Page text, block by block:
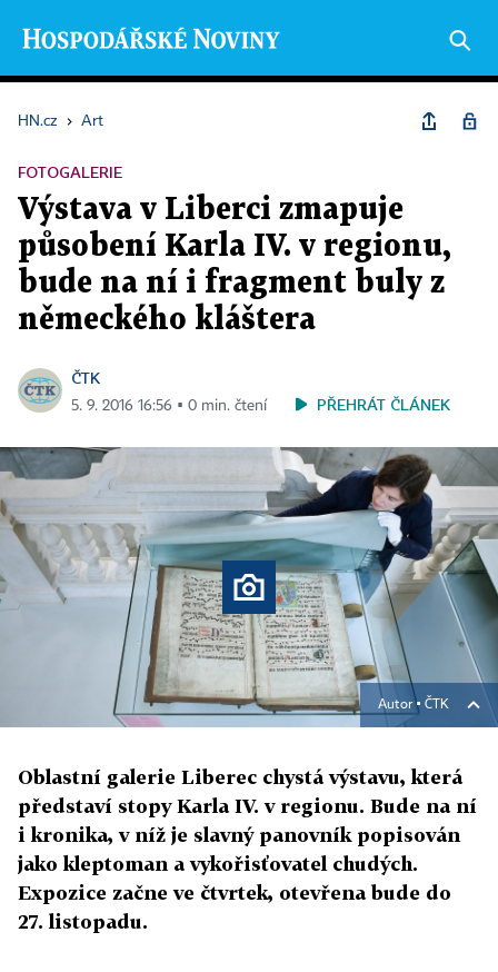
HN.cz › Art
FOTOGALERIE
Výstava v Liberci zmapuje
působení Karla IV. v regionu,
bude na ní i fragment buly z
německého kláštera
ČTK
5. 9. 2016 16:56 ▪ 0 min. čtení PŘEHRÁT ČLÁNEK
Autor ▪ ČTK
Oblastní galerie Liberec chystá výstavu, která
představí stopy Karla IV. v regionu. Bude na ní
i kronika, v níž je slavný panovník popisován
jako kleptoman a vykořisťovatel chudých.
Expozice začne ve čtvrtek, otevřena bude do
27. listopadu.